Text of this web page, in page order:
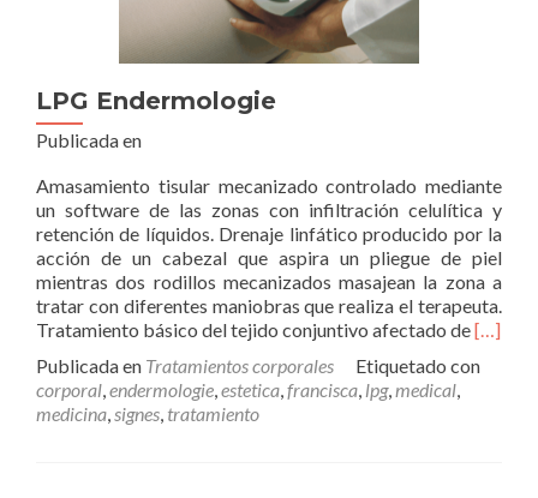
LPG Endermologie
Publicada en
Amasamiento tisular mecanizado controlado mediante
un software de las zonas con infiltración celulítica y
retención de líquidos. Drenaje linfático producido por la
acción de un cabezal que aspira un pliegue de piel
mientras dos rodillos mecanizados masajean la zona a
tratar con diferentes maniobras que realiza el terapeuta.
Tratamiento básico del tejido conjuntivo afectado deLeer
[…]
Publicada en Tratamientos corporales
Etiquetado con
corporal,endermologie,estetica,francisca, lpg,medical,
medicina,signes, tratamiento